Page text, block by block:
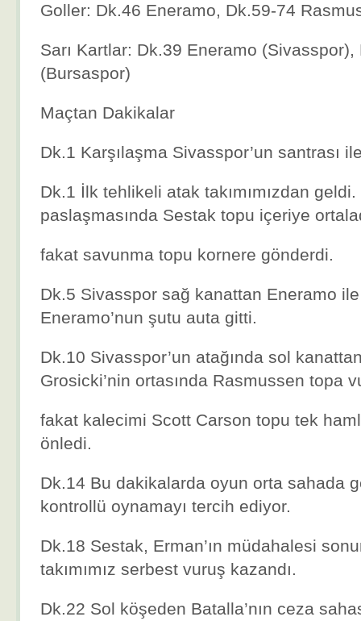
Goller: Dk.46 Eneramo, Dk.59-74
Sarı Kartlar: Dk.39 Eneramo
(Bursaspor)
Maçtan Dakikalar
Dk.1 Karşılaşma Sivasspor’un santrası
Dk.1 İlk tehlikeli atak takımımızdan
paslaşmasında Sestak topu içeriye
fakat savunma topu kornere gönderdi.
Dk.5 Sivasspor sağ kanattan Eneramo
Eneramo’nun şutu auta gitti.
Dk.10 Sivasspor’un atağında sol
Grosicki’nin ortasında Rasmussen topa
fakat kalecimi Scott Carson topu tek
önledi.
Dk.14 Bu dakikalarda oyun orta sahada
kontrollü oynamayı tercih ediyor.
Dk.18 Sestak, Erman’ın müdahalesi
takımımız serbest vuruş kazandı.
Dk.22 Sol köşeden Batalla’nın ceza